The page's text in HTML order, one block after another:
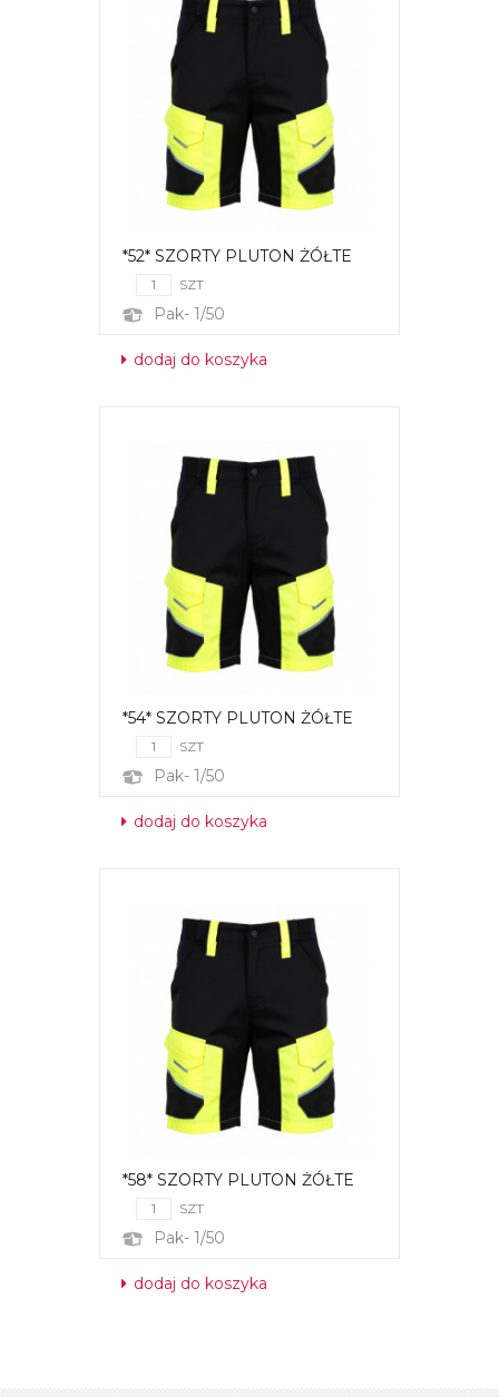
*52* SZORTY PLUTON ŻÓŁTE
SZT
Pak- 1/50
dodaj do koszyka
*54* SZORTY PLUTON ŻÓŁTE
SZT
Pak- 1/50
dodaj do koszyka
*58* SZORTY PLUTON ŻÓŁTE
SZT
Pak- 1/50
dodaj do koszyka